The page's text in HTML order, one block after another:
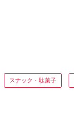
スナック・駄菓子